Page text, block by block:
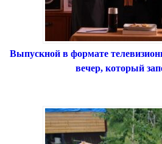
Выпускной в формате
вечер, который